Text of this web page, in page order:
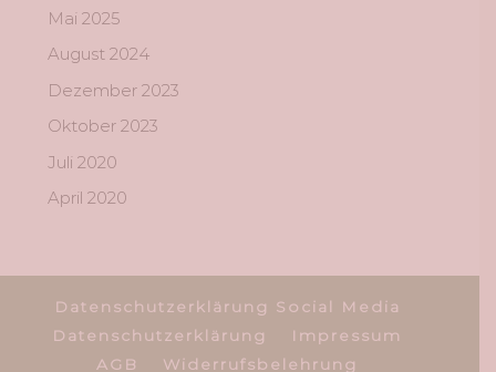
Mai 2025
August 2024
Dezember 2023
Oktober 2023
Juli 2020
April 2020
Datenschutzerklärung Social Media
Datenschutzerklärung
Impressum
AGB
Widerrufsbelehrung